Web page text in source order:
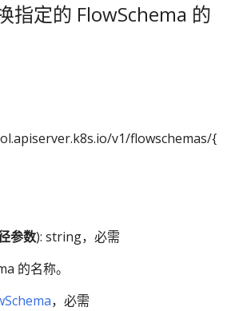
指定的 FlowSchema 的
v1/flowschemas/{
参数): string，必需
的名称。
，必需